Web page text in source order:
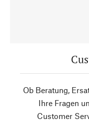
Ob Beratung,
Ihre Fragen
Customer